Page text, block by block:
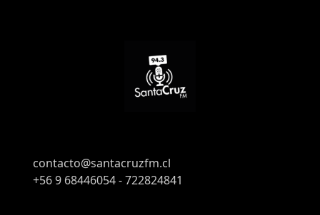
contacto@santacruzfm.cl
+56 9 68446054 - 722824841